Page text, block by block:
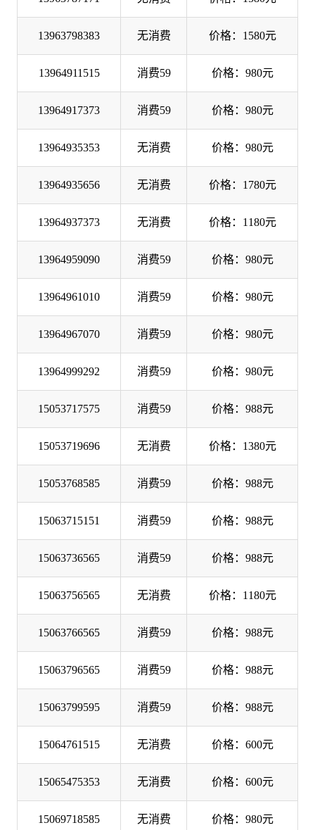
13963798383 无消费 价格：1580元
13964911515 消费59 价格：980元
13964917373 消费59 价格：980元
13964935353 无消费 价格：980元
13964935656 无消费 价格：1780元
13964937373 无消费 价格：1180元
13964959090 消费59 价格：980元
13964961010 消费59 价格：980元
13964967070 消费59 价格：980元
13964999292 消费59 价格：980元
15053717575 消费59 价格：988元
15053719696 无消费 价格：1380元
15053768585 消费59 价格：988元
15063715151 消费59 价格：988元
15063736565 消费59 价格：988元
15063756565 无消费 价格：1180元
15063766565 消费59 价格：988元
15063796565 消费59 价格：988元
15063799595 消费59 价格：988元
15064761515 无消费 价格：600元
15065475353 无消费 价格：600元
15069718585 无消费 价格：980元